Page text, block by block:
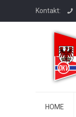
Kontakt:
HOME